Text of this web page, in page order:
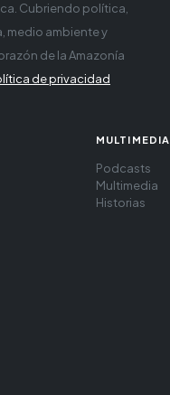
Cubriendo política,
medio ambiente y
de la Amazonía
de privacidad
MULTIMEDIA
Podcasts
Multimedia
Historias